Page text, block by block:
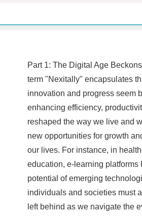
Part 1: The Digital Age
term "Nexitally" encapsulates
innovation and progress seem
enhancing efficiency,
reshaped the way we live and
new opportunities for growth
our lives. For instance, in
education, e-learning
potential of emerging
individuals and societies must
left behind as we navigate the